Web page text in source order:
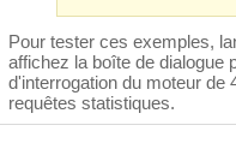
Pour tester ces exemples,
affichez la boîte de dialogue
d'interrogation du moteur de
requêtes statistiques.